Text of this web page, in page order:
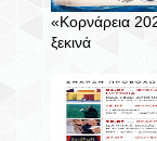
«Κορνάρεια
ξεκινά